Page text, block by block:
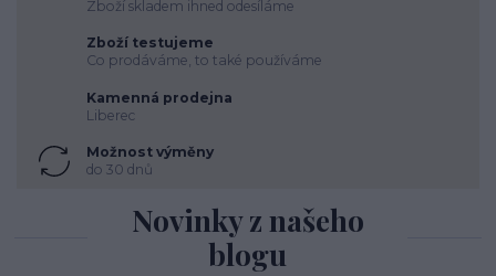
Zboží skladem ihned odesíláme
Zboží testujeme
Co prodáváme, to také používáme
Kamenná prodejna
Liberec
Možnost výměny
do 30 dnů
Novinky z našeho
blogu